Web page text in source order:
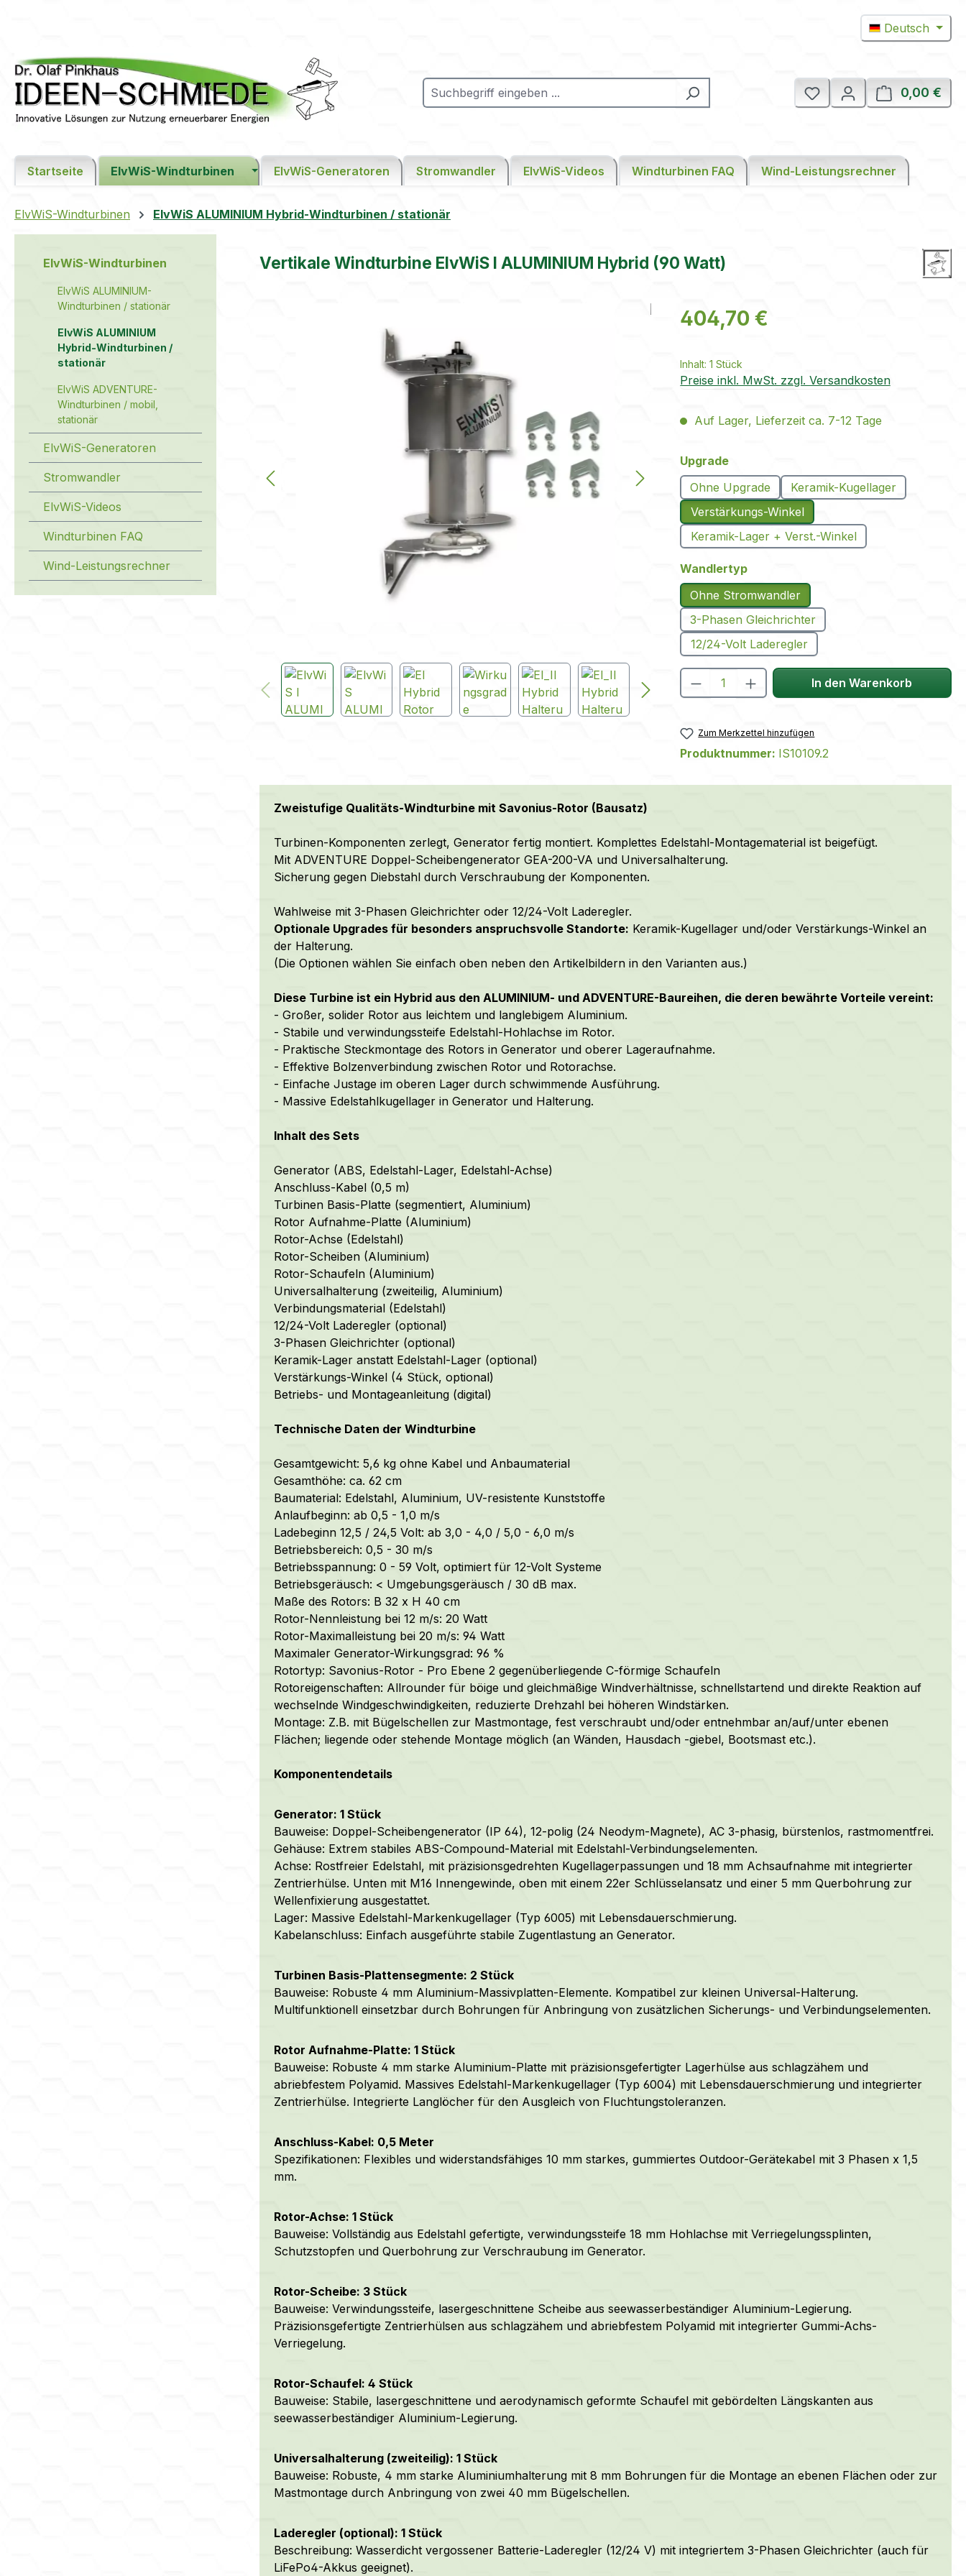
Deutsch
0,00 €
Startseite ElvWiS-Windturbinen ElvWiS-Generatoren Stromwandler ElvWiS-Videos Windturbinen FAQ Wind-Leistungsrechner
ElvWiS-Windturbinen ElvWiS ALUMINIUM Hybrid-Windturbinen / stationär
ElvWiS-Windturbinen
ElvWiS ALUMINIUM-
Windturbinen / stationär
ElvWiS ALUMINIUM
Hybrid-Windturbinen /
stationär
ElvWiS ADVENTURE-
Windturbinen / mobil,
stationär
ElvWiS-Generatoren
Stromwandler
ElvWiS-Videos
Windturbinen FAQ
Wind-Leistungsrechner
Vertikale Windturbine ElvWiS I ALUMINIUM Hybrid (90 Watt)
Regulärer Preis:
404,70 €
Inhalt:1 Stück
Preise inkl. MwSt. zzgl. Versandkosten
Auf Lager, Lieferzeit ca. 7-12 Tage
Upgradeauswählen
Ohne Upgrade
Keramik-Kugellager
Verstärkungs-Winkel
Keramik-Lager + Verst.-Winkel
Wandlertypauswählen
Ohne Stromwandler
3-Phasen Gleichrichter
12/24-Volt Laderegler
Produkt Anzahl: Gib den
In den Warenkorb
Zum Merkzettel hinzufügen
Produktnummer: IS10109.2
Zweistufige Qualitäts-Windturbine mit Savonius-Rotor (Bausatz)
Turbinen-Komponenten zerlegt, Generator fertig montiert. Komplettes Edelstahl-Montagematerial ist beigefügt.
Mit ADVENTURE Doppel-Scheibengenerator GEA-200-VA und Universalhalterung.
Sicherung gegen Diebstahl durch Verschraubung der Komponenten.
Wahlweise mit 3-Phasen Gleichrichter oder 12/24-Volt Laderegler.
Optionale Upgrades für besonders anspruchsvolle Standorte: Keramik-Kugellager und/oder Verstärkungs-Winkel an
der Halterung.
(Die Optionen wählen Sie einfach oben neben den Artikelbildern in den Varianten aus.)
Diese Turbine ist ein Hybrid aus den ALUMINIUM- und ADVENTURE-Baureihen, die deren bewährte Vorteile vereint:
- Großer, solider Rotor aus leichtem und langlebigem Aluminium.
- Stabile und verwindungssteife Edelstahl-Hohlachse im Rotor.
- Praktische Steckmontage des Rotors in Generator und oberer Lageraufnahme.
- Effektive Bolzenverbindung zwischen Rotor und Rotorachse.
- Einfache Justage im oberen Lager durch schwimmende Ausführung.
- Massive Edelstahlkugellager in Generator und Halterung.
Inhalt des Sets
Generator (ABS, Edelstahl-Lager, Edelstahl-Achse)
Anschluss-Kabel (0,5 m)
Turbinen Basis-Platte (segmentiert, Aluminium)
Rotor Aufnahme-Platte (Aluminium)
Rotor-Achse (Edelstahl)
Rotor-Scheiben (Aluminium)
Rotor-Schaufeln (Aluminium)
Universalhalterung (zweiteilig, Aluminium)
Verbindungsmaterial (Edelstahl)
12/24-Volt Laderegler (optional)
3-Phasen Gleichrichter (optional)
Keramik-Lager anstatt Edelstahl-Lager (optional)
Verstärkungs-Winkel (4 Stück, optional)
Betriebs- und Montageanleitung (digital)
Technische Daten der Windturbine
Gesamtgewicht: 5,6 kg ohne Kabel und Anbaumaterial
Gesamthöhe: ca. 62 cm
Baumaterial: Edelstahl, Aluminium, UV-resistente Kunststoffe
Anlaufbeginn: ab 0,5 - 1,0 m/s
Ladebeginn 12,5 / 24,5 Volt: ab 3,0 - 4,0 / 5,0 - 6,0 m/s
Betriebsbereich: 0,5 - 30 m/s
Betriebsspannung: 0 - 59 Volt, optimiert für 12-Volt Systeme
Betriebsgeräusch: < Umgebungsgeräusch / 30 dB max.
Maße des Rotors: B 32 x H 40 cm
Rotor-Nennleistung bei 12 m/s: 20 Watt
Rotor-Maximalleistung bei 20 m/s: 94 Watt
Maximaler Generator-Wirkungsgrad: 96 %
Rotortyp: Savonius-Rotor - Pro Ebene 2 gegenüberliegende C-förmige Schaufeln
Rotoreigenschaften: Allrounder für böige und gleichmäßige Windverhältnisse, schnellstartend und direkte Reaktion auf
wechselnde Windgeschwindigkeiten, reduzierte Drehzahl bei höheren Windstärken.
Montage: Z.B. mit Bügelschellen zur Mastmontage, fest verschraubt und/oder entnehmbar an/auf/unter ebenen
Flächen; liegende oder stehende Montage möglich (an Wänden, Hausdach -giebel, Bootsmast etc.).
Komponentendetails
Generator: 1 Stück
Bauweise: Doppel-Scheibengenerator (IP 64), 12-polig (24 Neodym-Magnete), AC 3-phasig, bürstenlos, rastmomentfrei.
Gehäuse: Extrem stabiles ABS-Compound-Material mit Edelstahl-Verbindungselementen.
Achse: Rostfreier Edelstahl, mit präzisionsgedrehten Kugellagerpassungen und 18 mm Achsaufnahme mit integrierter
Zentrierhülse. Unten mit M16 Innengewinde, oben mit einem 22er Schlüsselansatz und einer 5 mm Querbohrung zur
Wellenfixierung ausgestattet.
Lager: Massive Edelstahl-Markenkugellager (Typ 6005) mit Lebensdauerschmierung.
Kabelanschluss: Einfach ausgeführte stabile Zugentlastung an Generator.
Turbinen Basis-Plattensegmente: 2 Stück
Bauweise: Robuste 4 mm Aluminium-Massivplatten-Elemente. Kompatibel zur kleinen Universal-Halterung.
Multifunktionell einsetzbar durch Bohrungen für Anbringung von zusätzlichen Sicherungs- und Verbindungselementen.
Rotor Aufnahme-Platte: 1 Stück
Bauweise: Robuste 4 mm starke Aluminium-Platte mit präzisionsgefertigter Lagerhülse aus schlagzähem und
abriebfestem Polyamid. Massives Edelstahl-Markenkugellager (Typ 6004) mit Lebensdauerschmierung und integrierter
Zentrierhülse. Integrierte Langlöcher für den Ausgleich von Fluchtungstoleranzen.
Anschluss-Kabel: 0,5 Meter
Spezifikationen: Flexibles und widerstandsfähiges 10 mm starkes, gummiertes Outdoor-Gerätekabel mit 3 Phasen x 1,5
mm.
Rotor-Achse: 1 Stück
Bauweise: Vollständig aus Edelstahl gefertigte, verwindungssteife 18 mm Hohlachse mit Verriegelungssplinten,
Schutzstopfen und Querbohrung zur Verschraubung im Generator.
Rotor-Scheibe: 3 Stück
Bauweise: Verwindungssteife, lasergeschnittene Scheibe aus seewasserbeständiger Aluminium-Legierung.
Präzisionsgefertigte Zentrierhülsen aus schlagzähem und abriebfestem Polyamid mit integrierter Gummi-Achs-
Verriegelung.
Rotor-Schaufel: 4 Stück
Bauweise: Stabile, lasergeschnittene und aerodynamisch geformte Schaufel mit gebördelten Längskanten aus
seewasserbeständiger Aluminium-Legierung.
Universalhalterung (zweiteilig): 1 Stück
Bauweise: Robuste, 4 mm starke Aluminiumhalterung mit 8 mm Bohrungen für die Montage an ebenen Flächen oder zur
Mastmontage durch Anbringung von zwei 40 mm Bügelschellen.
Laderegler (optional): 1 Stück
Beschreibung: Wasserdicht vergossener Batterie-Laderegler (12/24 V) mit integriertem 3-Phasen Gleichrichter (auch für
LiFePo4-Akkus geeignet).